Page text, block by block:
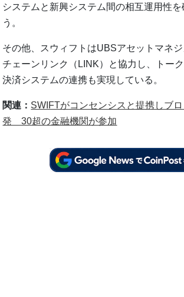
システムと新興システム間の相互運用性
う。
その他、スウィフトはUBSアセットマネ
チェーンリンク（LINK）と協力し、トー
決済システムの連携も実現している。
関連： SWIFTがコンセンシスと提携しブ
発 30超の金融機関が参加